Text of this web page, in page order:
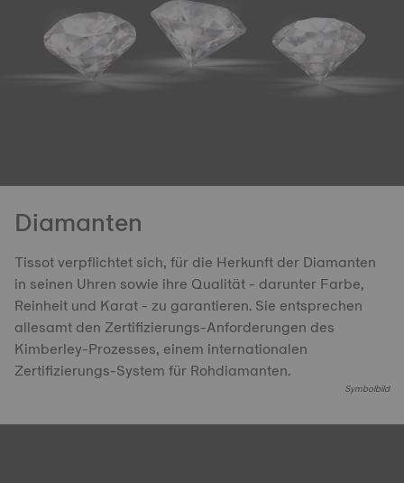
Diamanten
Tissot verpflichtet sich, für die Herkunft der Diamanten
in seinen Uhren sowie ihre Qualität - darunter Farbe,
Reinheit und Karat - zu garantieren. Sie entsprechen
allesamt den Zertifizierungs-Anforderungen des
Kimberley-Prozesses, einem internationalen
Zertifizierungs-System für Rohdiamanten.
Symbolbild